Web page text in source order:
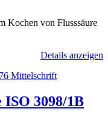
Kochen von Flusssäure
Details anzeigen
ISO 3098/1B